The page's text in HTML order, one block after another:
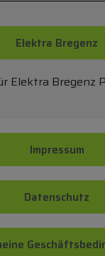
Elektra Bregenz
Elektra Bregenz
Impressum
Datenschutz